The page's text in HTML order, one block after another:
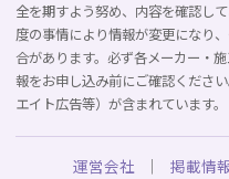
全を期すよう努め、内容を確認し
度の事情により情報が変更になり
合があります。必ず各メーカー・
報をお申し込み前にご確認くださ
エイト広告等）が含まれています。
運営会社 ｜ 掲載情